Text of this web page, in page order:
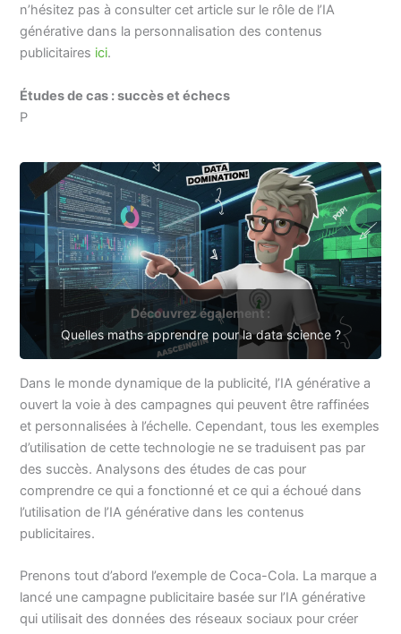
n’hésitez pas à consulter cet article sur le rôle de l’IA
générative dans la personnalisation des contenus
publicitaires ici.
Études de cas : succès et échecs
P
Découvrez également :
Quelles maths apprendre pour la data science ?
Dans le monde dynamique de la publicité, l’IA générative a
ouvert la voie à des campagnes qui peuvent être raffinées
et personnalisées à l’échelle. Cependant, tous les exemples
d’utilisation de cette technologie ne se traduisent pas par
des succès. Analysons des études de cas pour
comprendre ce qui a fonctionné et ce qui a échoué dans
l’utilisation de l’IA générative dans les contenus
publicitaires.
Prenons tout d’abord l’exemple de Coca-Cola. La marque a
lancé une campagne publicitaire basée sur l’IA générative
qui utilisait des données des réseaux sociaux pour créer